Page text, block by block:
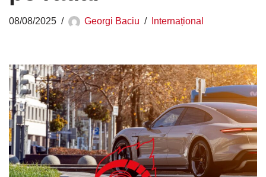
08/08/2025 Georgi Baciu Internațional